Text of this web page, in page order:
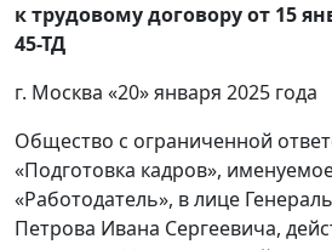
к трудовому договору от 15
45-ТД
г. Москва «20» января 2025 года
Общество с ограниченной
«Подготовка кадров»,
«Работодатель», в лице
Петрова Ивана Сергеевича,